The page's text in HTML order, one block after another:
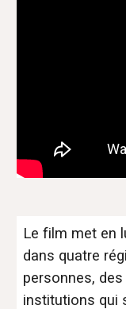
Le film met en
dans quatre
personnes,
institutions qui